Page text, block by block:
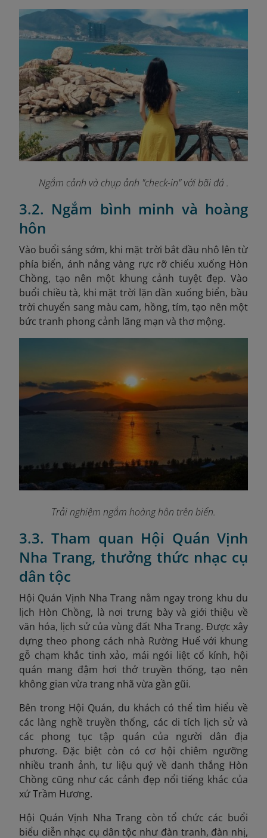
Ngắm cảnh và chụp ảnh "check-in" với bãi đá .
3.2. Ngắm bình minh và hoàng
hôn
Vào buổi sáng sớm, khi mặt trời bắt đầu nhô lên từ
phía biển, ánh nắng vàng rực rỡ chiếu xuống Hòn
Chồng, tạo nên một khung cảnh tuyệt đẹp. Vào
buổi chiều tà, khi mặt trời lặn dần xuống biển, bầu
trời chuyển sang màu cam, hồng, tím, tạo nên một
bức tranh phong cảnh lãng mạn và thơ mộng.
Trải nghiệm ngắm hoàng hôn trên biển.
3.3. Tham quan Hội Quán Vịnh
Nha Trang, thưởng thức nhạc cụ
dân tộc
Hội Quán Vịnh Nha Trang nằm ngay trong khu du
lịch Hòn Chồng, là nơi trưng bày và giới thiệu về
văn hóa, lịch sử của vùng đất Nha Trang. Được xây
dựng theo phong cách nhà Rường Huế với khung
gỗ chạm khắc tinh xảo, mái ngói liệt cổ kính, hội
quán mang đậm hơi thở truyền thống, tạo nên
không gian vừa trang nhã vừa gần gũi.
Bên trong Hội Quán, du khách có thể tìm hiểu về
các làng nghề truyền thống, các di tích lịch sử và
các phong tục tập quán của người dân địa
phương. Đặc biệt còn có cơ hội chiêm ngưỡng
nhiều tranh ảnh, tư liệu quý về danh thắng Hòn
Chồng cũng như các cảnh đẹp nổi tiếng khác của
xứ Trầm Hương.
Hội Quán Vịnh Nha Trang còn tổ chức các buổi
biểu diễn nhạc cụ dân tộc như đàn tranh, đàn nhị,